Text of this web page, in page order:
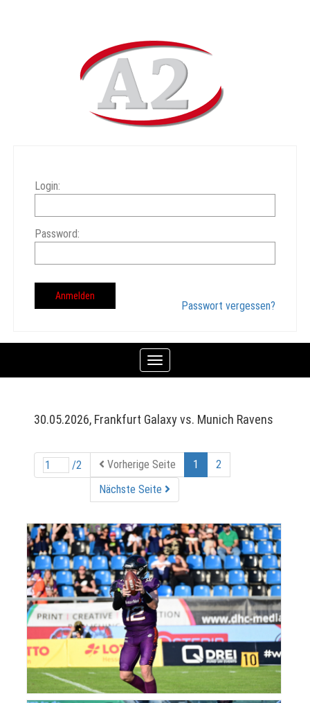
Login:
Password:
Passwort vergessen?
Toggle
navigation
30.05.2026, Frankfurt Galaxy vs. Munich Ravens
/2 Vorherige Seite 1
2
Nächste Seite